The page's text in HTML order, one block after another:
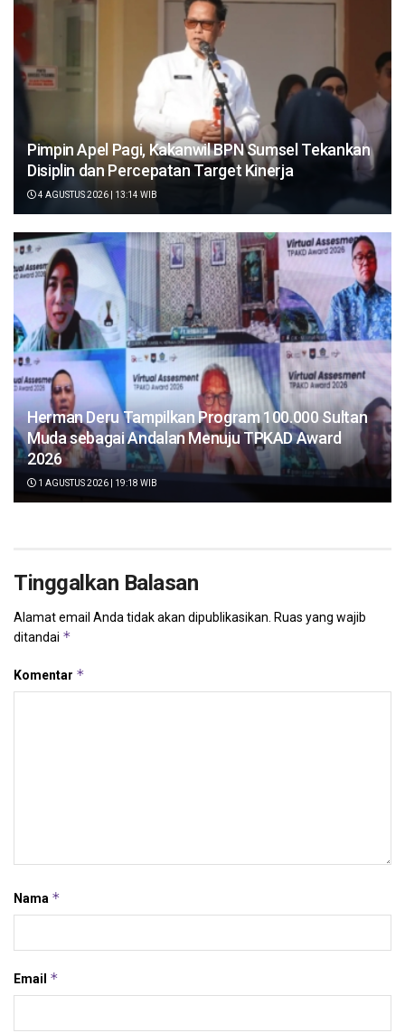
Pimpin Apel Pagi, Kakanwil BPN Sumsel Tekankan
Disiplin dan Percepatan Target Kinerja
4 AGUSTUS 2026 | 13:14 WIB
Herman Deru Tampilkan Program 100.000 Sultan
Muda sebagai Andalan Menuju TPKAD Award
2026
1 AGUSTUS 2026 | 19:18 WIB
Tinggalkan Balasan
Alamat email Anda tidak akan dipublikasikan. Ruas yang wajib
ditandai *
Komentar *
Nama *
Email *